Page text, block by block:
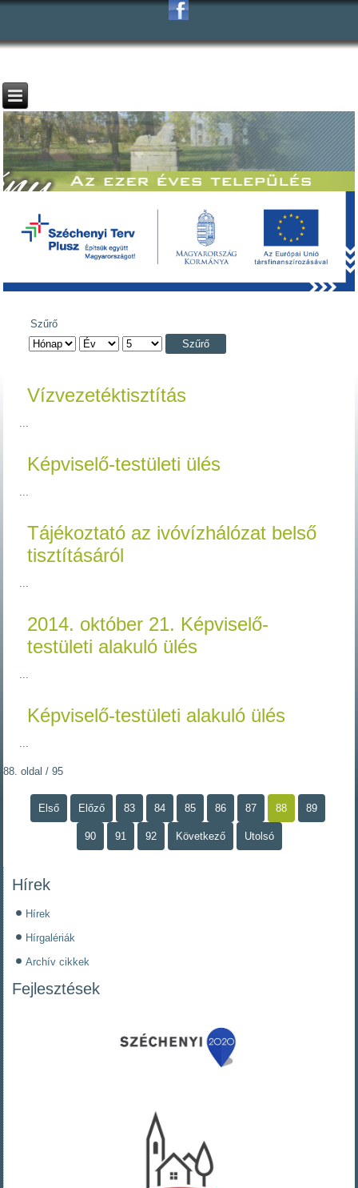
Szűrő
Szűrő
Vízvezetéktisztítás
Képviselő-testületi ülés
Tájékoztató az ivóvízhálózat belső
tisztításáról
2014. október 21. Képviselő-
testületi alakuló ülés
Képviselő-testületi alakuló ülés
88. oldal / 95
Első Előző 83 84 85 86 87 88 89
90 91 92 Következő Utolsó
Hírek
Hírek
Hírgalériák
Archív cikkek
Fejlesztések